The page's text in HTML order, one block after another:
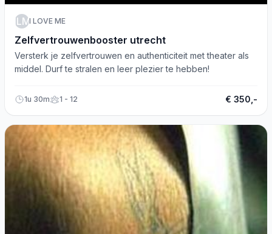
ILMI LOVE ME
Zelfvertrouwenbooster utrecht
Versterk je zelfvertrouwen en authenticiteit met theater als
middel. Durf te stralen en leer plezier te hebben!
1u 30m 1 - 12 € 350,-